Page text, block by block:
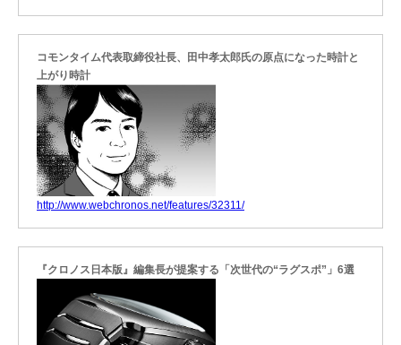
コモンタイム代表取締役社長、田中孝太郎氏の原点になった時計と
上がり時計
http://www.webchronos.net/features/32311/
『クロノス日本版』編集長が提案する「次世代の“ラグスポ”」6選